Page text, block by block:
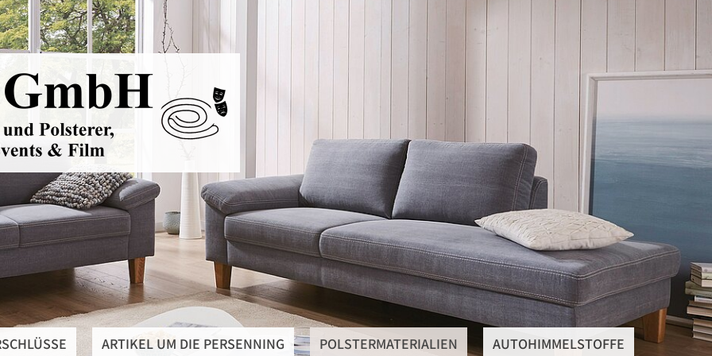
ARTIKEL UM DIE PERSENNING POLSTERMATERIALIEN AUTOHIMMELSTOFFE
Planen- & Persenningstoffe
Reißverschlüsse
Artikel um die Persenning
Polstermaterialien
Autohimmelstoffe
Schwerentflammbare Materialien